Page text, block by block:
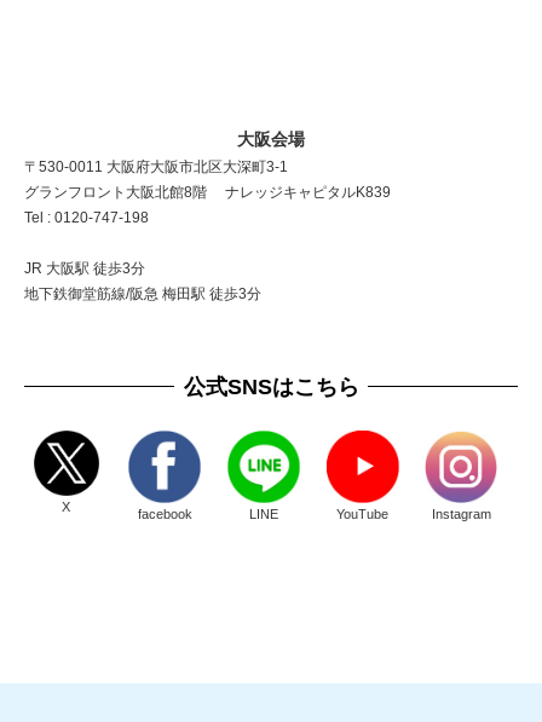
大阪会場
〒530-0011 大阪府大阪市北区大深町3-1
グランフロント大阪北館8階 ナレッジキャピタルK839
Tel : 0120-747-198
JR 大阪駅 徒歩3分
地下鉄御堂筋線/阪急 梅田駅 徒歩3分
公式SNSはこちら
X facebook LINE YouTube Instagram